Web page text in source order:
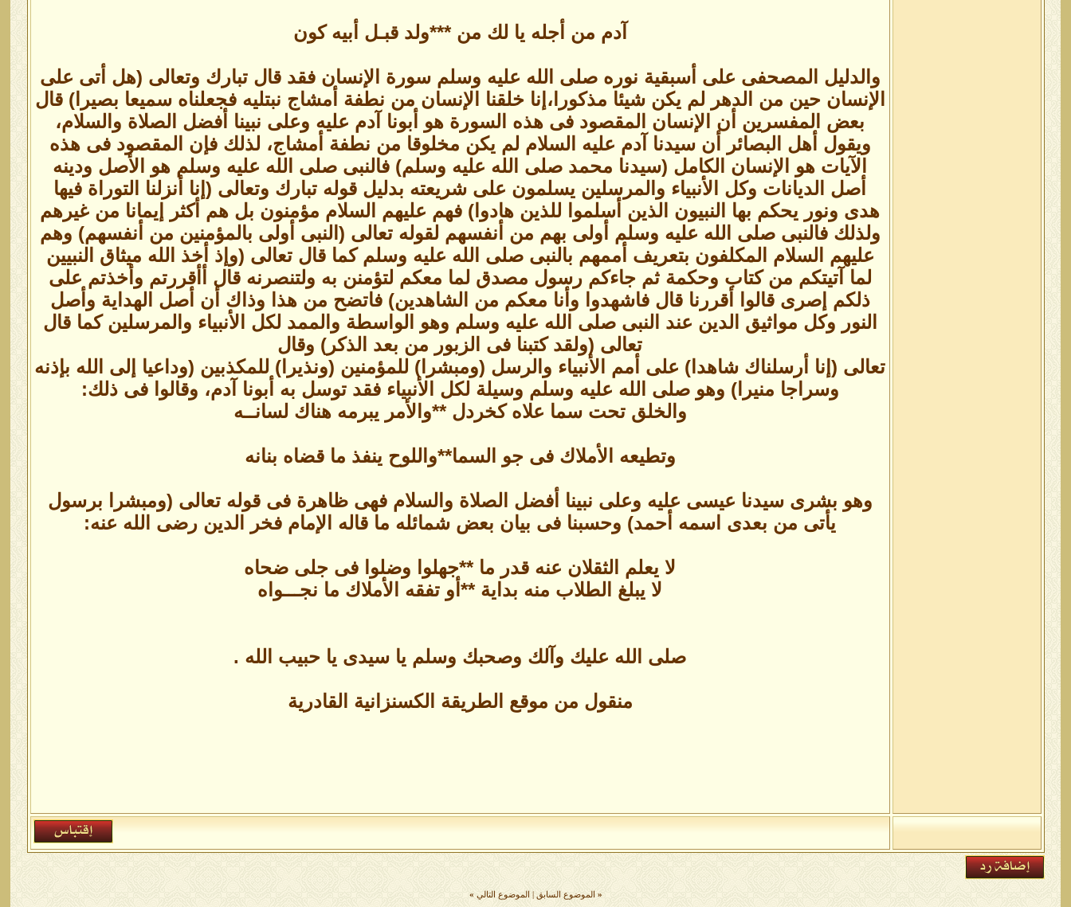
آدم من أجله يا لك من ***ولد قبـل أبيه كون
والدليل المصحفى على أسبقية نوره صلى الله عليه وسلم سورة الإنسان فقد قال تبارك وتعالى (هل أتى على
الإنسان حين من الدهر لم يكن شيئا مذكورا،إنا خلقنا الإنسان من نطفة أمشاج نبتليه فجعلناه سميعا بصيرا) قال
بعض المفسرين أن الإنسان المقصود فى هذه السورة هو أبونا آدم عليه وعلى نبينا أفضل الصلاة والسلام،
ويقول أهل البصائر أن سيدنا آدم عليه السلام لم يكن مخلوقا من نطفة أمشاج، لذلك فإن المقصود فى هذه
الآيات هو الإنسان الكامل (سيدنا محمد صلى الله عليه وسلم) فالنبى صلى الله عليه وسلم هو الأصل ودينه
أصل الديانات وكل الأنبياء والمرسلين يسلمون على شريعته بدليل قوله تبارك وتعالى (إنا أنزلنا التوراة فيها
هدى ونور يحكم بها النبيون الذين أسلموا للذين هادوا) فهم عليهم السلام مؤمنون بل هم أكثر إيمانا من غيرهم
ولذلك فالنبى صلى الله عليه وسلم أولى بهم من أنفسهم لقوله تعالى (النبى أولى بالمؤمنين من أنفسهم) وهم
عليهم السلام المكلفون بتعريف أممهم بالنبى صلى الله عليه وسلم كما قال تعالى (وإذ أخذ الله ميثاق النبيين
لما آتيتكم من كتاب وحكمة ثم جاءكم رسول مصدق لما معكم لتؤمنن به ولتنصرنه قال أأقررتم وأخذتم على
ذلكم إصرى قالوا أقررنا قال فاشهدوا وأنا معكم من الشاهدين) فاتضح من هذا وذاك أن أصل الهداية وأصل
النور وكل مواثيق الدين عند النبى صلى الله عليه وسلم وهو الواسطة والممد لكل الأنبياء والمرسلين كما قال
تعالى (ولقد كتبنا فى الزبور من بعد الذكر) وقال
تعالى (إنا أرسلناك شاهدا) على أمم الأنبياء والرسل (ومبشرا) للمؤمنين (ونذيرا) للمكذبين (وداعيا إلى الله بإذنه
وسراجا منيرا) وهو صلى الله عليه وسلم وسيلة لكل الأنبياء فقد توسل به أبونا آدم، وقالوا فى ذلك:
والخلق تحت سما علاه كخردل **والأمر يبرمه هناك لسانــه
وتطيعه الأملاك فى جو السما**واللوح ينفذ ما قضاه بنانه
وهو بشرى سيدنا عيسى عليه وعلى نبينا أفضل الصلاة والسلام فهى ظاهرة فى قوله تعالى (ومبشرا برسول
يأتى من بعدى اسمه أحمد) وحسبنا فى بيان بعض شمائله ما قاله الإمام فخر الدين رضى الله عنه:
لا يعلم الثقلان عنه قدر ما **جهلوا وضلوا فى جلى ضحاه
لا يبلغ الطلاب منه بداية **أو تفقه الأملاك ما نجـــواه
صلى الله عليك وآلك وصحبك وسلم يا سيدى يا حبيب الله .
منقول من موقع الطريقة الكسنزانية القادرية
« الموضوع السابق الموضوع التالي »